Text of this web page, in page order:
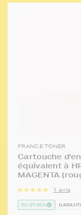
FRANCE TONER
Cartouche
équivalent à
MAGENTA
1 avis
EN STOCK